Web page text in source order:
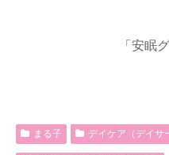
「安眠
まる子 デイケア（デイサ